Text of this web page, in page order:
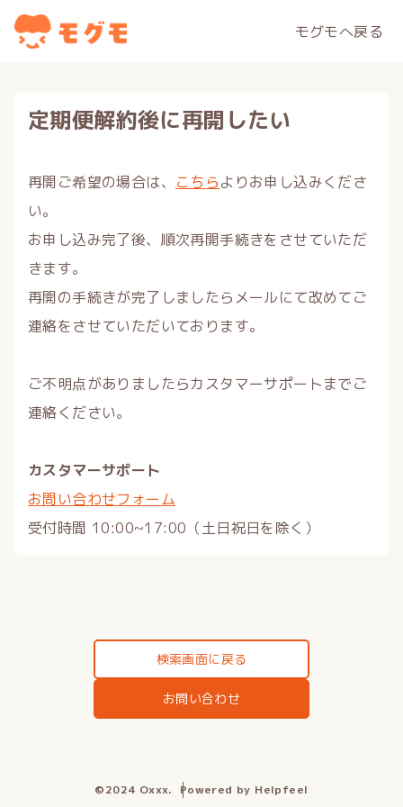
モグモへ戻る
定期便解約後に再開したい
再開ご希望の場合は、 こちらよりお申し込みくださ
い。
お申し込み完了後、順次再開手続きをさせていただ
きます。
再開の手続きが完了しましたらメールにて改めてご
連絡をさせていただいております。
ご不明点がありましたらカスタマーサポートまでご
連絡ください。
カスタマーサポート
お問い合わせフォーム
受付時間 10:00~17:00（土日祝日を除く）
検索画面に戻る
お問い合わせ
©︎2024 Oxxx. Powered by Helpfeel